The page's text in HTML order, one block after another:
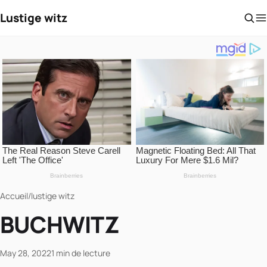
Lustige witz
Accueil/lustige witz
BUCHWITZ
May 28, 20221 min de lecture